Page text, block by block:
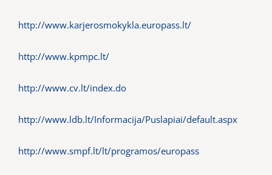
http://www.karjerosmokykla.europass.lt/
http://www.kpmpc.lt/
http://www.cv.lt/index.do
http://www.ldb.lt/Informacija/Puslapiai/default.aspx
http://www.smpf.lt/lt/programos/europass